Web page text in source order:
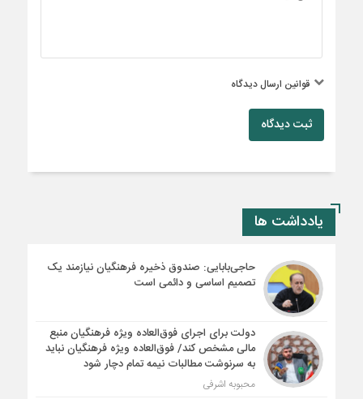
قوانین ارسال دیدگاه
ثبت دیدگاه
یادداشت ها
حاجی‌بابایی: صندوق ذخیره فرهنگیان نیازمند یک
تصمیم اساسی و دائمی است
دولت برای اجرای فوق‌العاده ویژه فرهنگیان منبع
مالی مشخص کند/ فوق‌العاده ویژه فرهنگیان نباید
به سرنوشت مطالبات نیمه‌ تمام دچار شود
محبوبه اشرفی